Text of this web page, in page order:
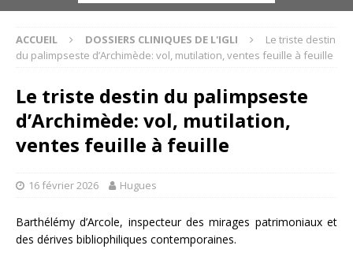
ACCUEIL DOSSIERS CLINIQUES DE L'IGLI
Le triste destin
du palimpseste d’Archimède: vol, mutilation, ventes feuille à feuille
Le triste destin du palimpseste
d’Archimède: vol, mutilation,
ventes feuille à feuille
16 février 2026 Hugues
Barthélémy d’Arcole, inspecteur des mirages patrimoniaux et
des dérives bibliophiliques contemporaines.